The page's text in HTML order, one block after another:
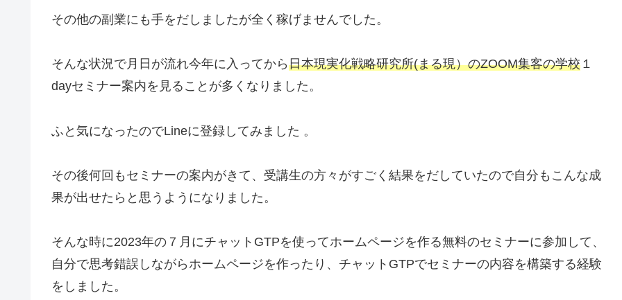
その他の副業にも手をだしましたが全く稼げませんでした。
そんな状況で月日が流れ今年に入ってから日本現実化戦略研究所(まる現）のZOOM集客の学校 １
dayセミナー案内を見ることが多くなりました。
ふと気になったのでLineに登録してみました 。
その後何回もセミナーの案内がきて、受講生の方々がすごく結果をだしていたので自分もこんな成
果が出せたらと思うようになりました。
そんな時に2023年の７月にチャットGTPを使ってホームページを作る無料のセミナーに参加して、
自分で思考錯誤しながらホームページを作ったり、チャットGTPでセミナーの内容を構築する経験
をしました。